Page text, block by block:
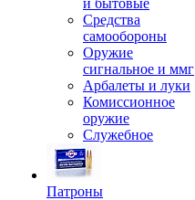
и бытовые
Средства
самообороны
Оружие
сигнальное и ммг
Арбалеты и луки
Комиссионное
оружие
Служебное
Патроны